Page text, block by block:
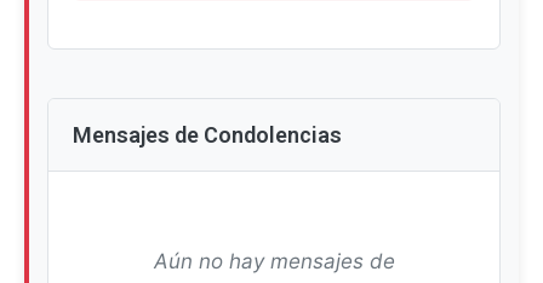
Mensajes de Condolencias
Aún no hay mensajes de